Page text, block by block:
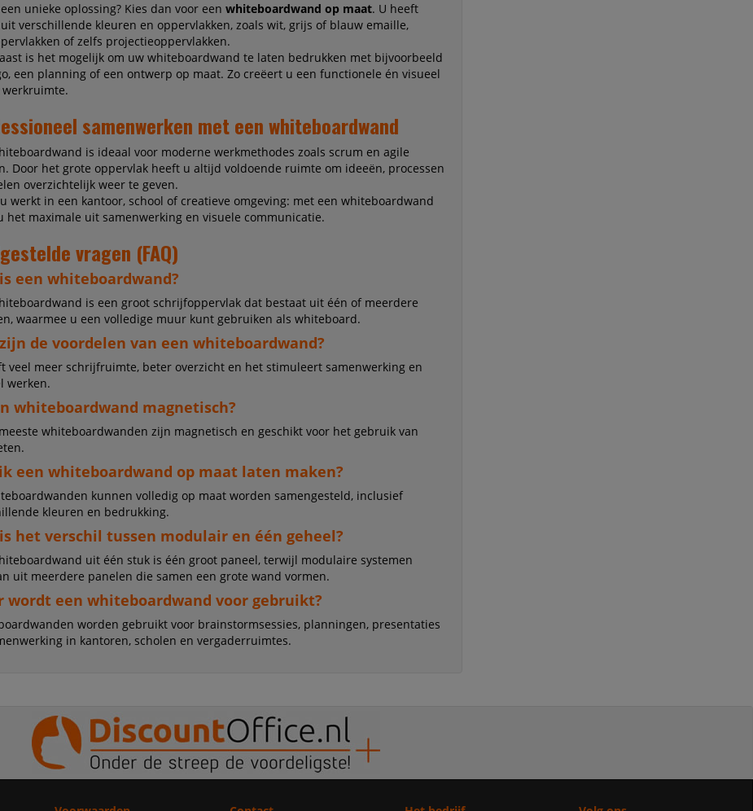
unieke oplossing? Kies dan voor een whiteboardwand op maat. U heeft
verschillende kleuren en oppervlakken, zoals wit, grijs of blauw emaille,
of zelfs projectieoppervlakken.
is het mogelijk om uw whiteboardwand te laten bedrukken met bijvoorbeeld
een planning of een ontwerp op maat. Zo creëert u een functionele én visueel
werkruimte.
samenwerken met een whiteboardwand
is ideaal voor moderne werkmethodes zoals scrum en agile
Door het grote oppervlak heeft u altijd voldoende ruimte om ideeën, processen
overzichtelijk weer te geven.
werkt in een kantoor, school of creatieve omgeving: met een whiteboardwand
het maximale uit samenwerking en visuele communicatie.
vragen (FAQ)
een whiteboardwand?
is een groot schrijfoppervlak dat bestaat uit één of meerdere
waarmee u een volledige muur kunt gebruiken als whiteboard.
de voordelen van een whiteboardwand?
veel meer schrijfruimte, beter overzicht en het stimuleert samenwerking en
werken.
whiteboardwand magnetisch?
meeste whiteboardwanden zijn magnetisch en geschikt voor het gebruik van
een whiteboardwand op maat laten maken?
kunnen volledig op maat worden samengesteld, inclusief
kleuren en bedrukking.
het verschil tussen modulair en één geheel?
uit één stuk is één groot paneel, terwijl modulaire systemen
uit meerdere panelen die samen een grote wand vormen.
wordt een whiteboardwand voor gebruikt?
worden gebruikt voor brainstormsessies, planningen, presentaties
in kantoren, scholen en vergaderruimtes.